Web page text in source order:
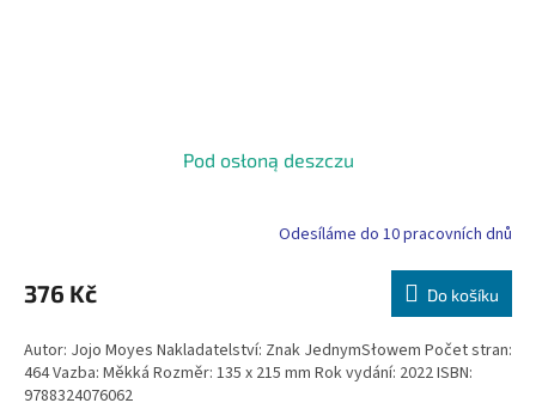
Pod osłoną deszczu
Odesíláme do 10 pracovních dnů
376 Kč Do košíku
Autor: Jojo Moyes Nakladatelství: Znak JednymSłowem Počet stran:
464 Vazba: Měkká Rozměr: 135 x 215 mm Rok vydání: 2022 ISBN:
9788324076062